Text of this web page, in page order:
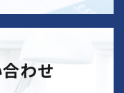
わせ